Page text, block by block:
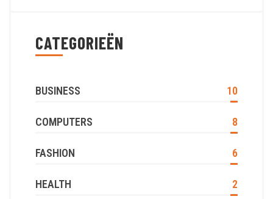
CATEGORIEËN
BUSINESS 10
COMPUTERS 8
FASHION 6
HEALTH 2